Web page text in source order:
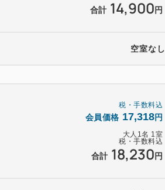
（混雑状況は客室内TVで確認可）
合計 14,900 円
空室なし
税・手数料込
会員価格 17,318円
大人 1名 1室
税・手数料込
合計 18,230 円